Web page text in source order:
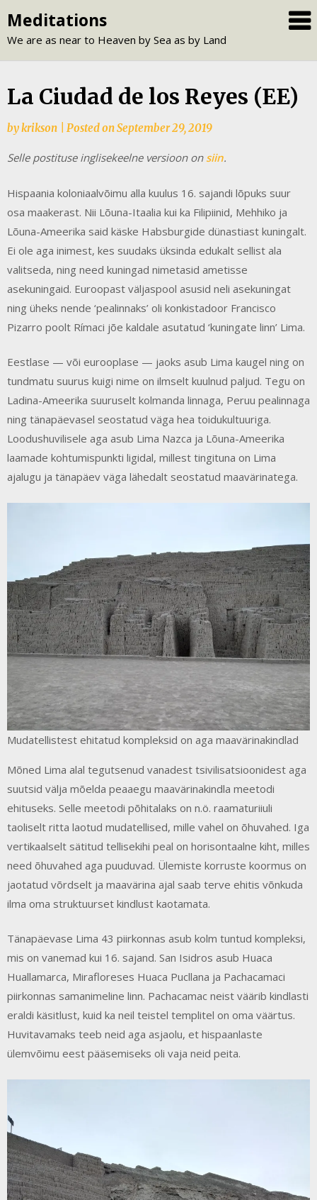
to
content
Meditations
We are as near to Heaven by Sea as by Land
La Ciudad de los Reyes (EE)
bykrikson Posted onSeptember 29, 2019
Selle postituse inglisekeelne versioon on siin.
Hispaania koloniaalvõimu alla kuulus 16. sajandi lõpuks suur
osa maakerast. Nii Lõuna-Itaalia kui ka Filipiinid, Mehhiko ja
Lõuna-Ameerika said käske Habsburgide dünastiast kuningalt.
Ei ole aga inimest, kes suudaks üksinda edukalt sellist ala
valitseda, ning need kuningad nimetasid ametisse
asekuningaid. Euroopast väljaspool asusid neli asekuningat
ning üheks nende ‘pealinnaks’ oli konkistadoor Francisco
Pizarro poolt Rímaci jõe kaldale asutatud ‘kuningate linn’ Lima.
Eestlase — või eurooplase — jaoks asub Lima kaugel ning on
tundmatu suurus kuigi nime on ilmselt kuulnud paljud. Tegu on
Ladina-Ameerika suuruselt kolmanda linnaga, Peruu pealinnaga
ning tänapäevasel seostatud väga hea toidukultuuriga.
Loodushuvilisele aga asub Lima Nazca ja Lõuna-Ameerika
laamade kohtumispunkti ligidal, millest tingituna on Lima
ajalugu ja tänapäev väga lähedalt seostatud maavärinatega.
Mudatellistest ehitatud kompleksid on aga maavärinakindlad
Mõned Lima alal tegutsenud vanadest tsivilisatsioonidest aga
suutsid välja mõelda peaaegu maavärinakindla meetodi
ehituseks. Selle meetodi põhitalaks on n.ö. raamaturiiuli
taoliselt ritta laotud mudatellised, mille vahel on õhuvahed. Iga
vertikaalselt sätitud tellisekihi peal on horisontaalne kiht, milles
need õhuvahed aga puuduvad. Ülemiste korruste koormus on
jaotatud võrdselt ja maavärina ajal saab terve ehitis võnkuda
ilma oma struktuurset kindlust kaotamata.
Tänapäevase Lima 43 piirkonnas asub kolm tuntud kompleksi,
mis on vanemad kui 16. sajand. San Isidros asub Huaca
Huallamarca, Mirafloreses Huaca Pucllana ja Pachacamaci
piirkonnas samanimeline linn. Pachacamac neist väärib kindlasti
eraldi käsitlust, kuid ka neil teistel templitel on oma väärtus.
Huvitavamaks teeb neid aga asjaolu, et hispaanlaste
ülemvõimu eest pääsemiseks oli vaja neid peita.